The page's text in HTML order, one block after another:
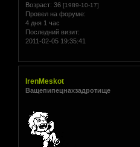
Возраст: 36 [1989-10-17]
Провел на форуме:
4 дня 1 час
Последний визит:
2011-02-05 19:35:41
IrenMeskot
Ващепипецнахзадротище